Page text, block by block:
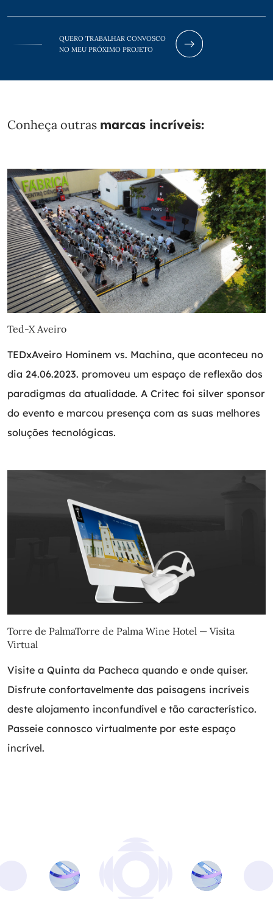
QUERO TRABALHAR CONVOSCO
NO MEU PRÓXIMO PROJETO
Conheça outras marcas incríveis:
Ted-X Aveiro
TEDxAveiro Hominem vs. Machina, que aconteceu no
dia 24.06.2023. promoveu um espaço de reflexão dos
paradigmas da atualidade. A Critec foi silver sponsor
do evento e marcou presença com as suas melhores
soluções tecnológicas.
Torre de PalmaTorre de Palma Wine Hotel — Visita
Virtual
Visite a Quinta da Pacheca quando e onde quiser.
Disfrute confortavelmente das paisagens incríveis
deste alojamento inconfundível e tão característico.
Passeie connosco virtualmente por este espaço
incrível.